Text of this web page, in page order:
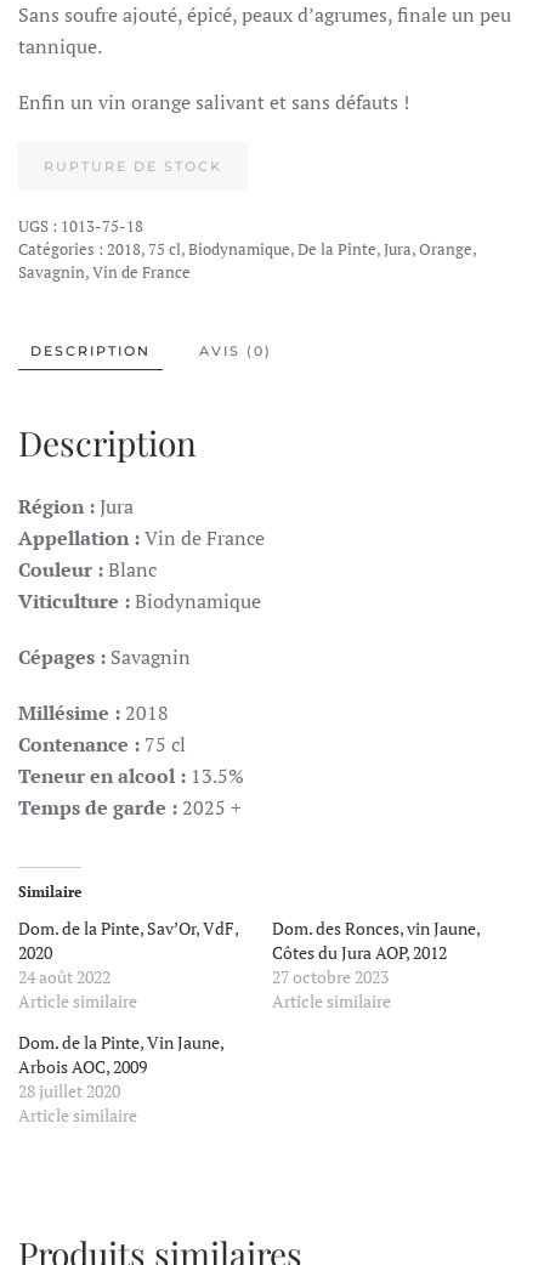
Sans soufre ajouté, épicé, peaux d’agrumes, finale un peu
tannique.
Enfin un vin orange salivant et sans défauts !
RUPTURE DE STOCK
UGS : 1013-75-18
Catégories : 2018, 75 cl,Biodynamique,De la Pinte,Jura,Orange,
Savagnin,Vin de France
DESCRIPTION AVIS (0)
Description
Région :Jura
Appellation :Vin de France
Couleur :Blanc
Viticulture :Biodynamique
Cépages : Savagnin
Millésime : 2018
Contenance : 75 cl
Teneur en alcool : 13.5%
Temps de garde : 2025 +
Similaire
Dom. de la Pinte, Sav’Or, VdF,
2020
24 août 2022
Article similaire
Dom. des Ronces, vin Jaune,
Côtes du Jura AOP, 2012
27 octobre 2023
Article similaire
Dom. de la Pinte, Vin Jaune,
Arbois AOC, 2009
28 juillet 2020
Article similaire
Produits similaires